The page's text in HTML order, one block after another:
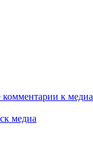
к медиа
медиа